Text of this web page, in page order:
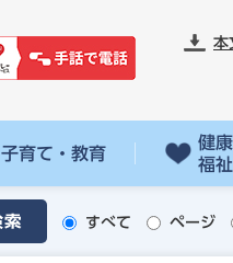
本
子育て・教育
健
福祉
すべて ページ